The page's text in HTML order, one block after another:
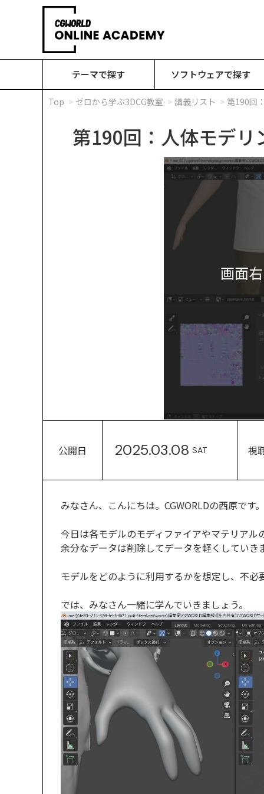
テーマで探す ソフトウェアで探す
Top ゼロから学ぶ3DCG教室 講義リスト 第190回
第190回：人体モデ
画面
公開日 2025.03.08 SAT 視
みなさん、こんにちは。CGWORLDの西原です。
今日は各モデルのモディファイアやマテリアル
余分なデータは削除してデータを軽くしていき
モデルをどのように利用するかを想定し、不
では、みなさん一緒に学んでいきましょう。